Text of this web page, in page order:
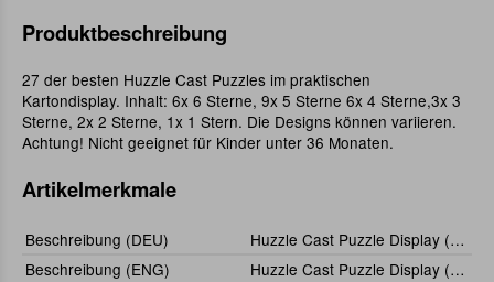
Produktbeschreibung
27 der besten Huzzle Cast Puzzles im praktischen
Kartondisplay. Inhalt: 6x 6 Sterne, 9x 5 Sterne 6x 4 Sterne,3x 3
Sterne, 2x 2 Sterne, 1x 1 Stern. Die Designs können variieren.
Achtung! Nicht geeignet für Kinder unter 36 Monaten.
Artikelmerkmale
Beschreibung (DEU)
Huzzle Cast Puzzle Display (27 Stück)
Beschreibung (ENG)
Huzzle Cast Puzzle Display (27 pcs)